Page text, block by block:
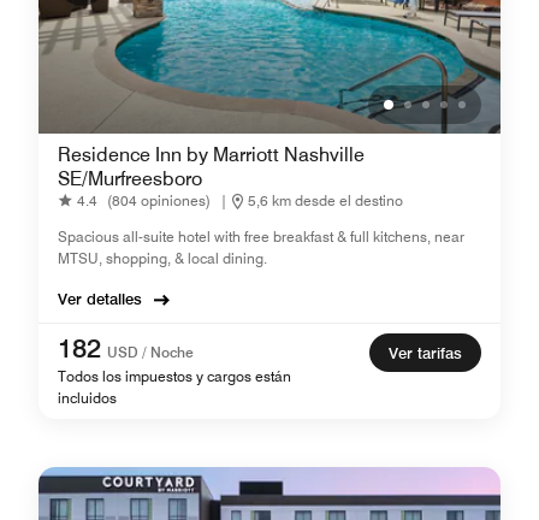
Residence Inn by Marriott Nashville
SE/Murfreesboro
4.4 (804 opiniones) |
5,6 km desde el destino
Spacious all-suite hotel with free breakfast & full kitchens, near
MTSU, shopping, & local dining.
Ver detalles
182 USD / Noche
Todos los impuestos y cargos están
incluidos
Ver tarifas